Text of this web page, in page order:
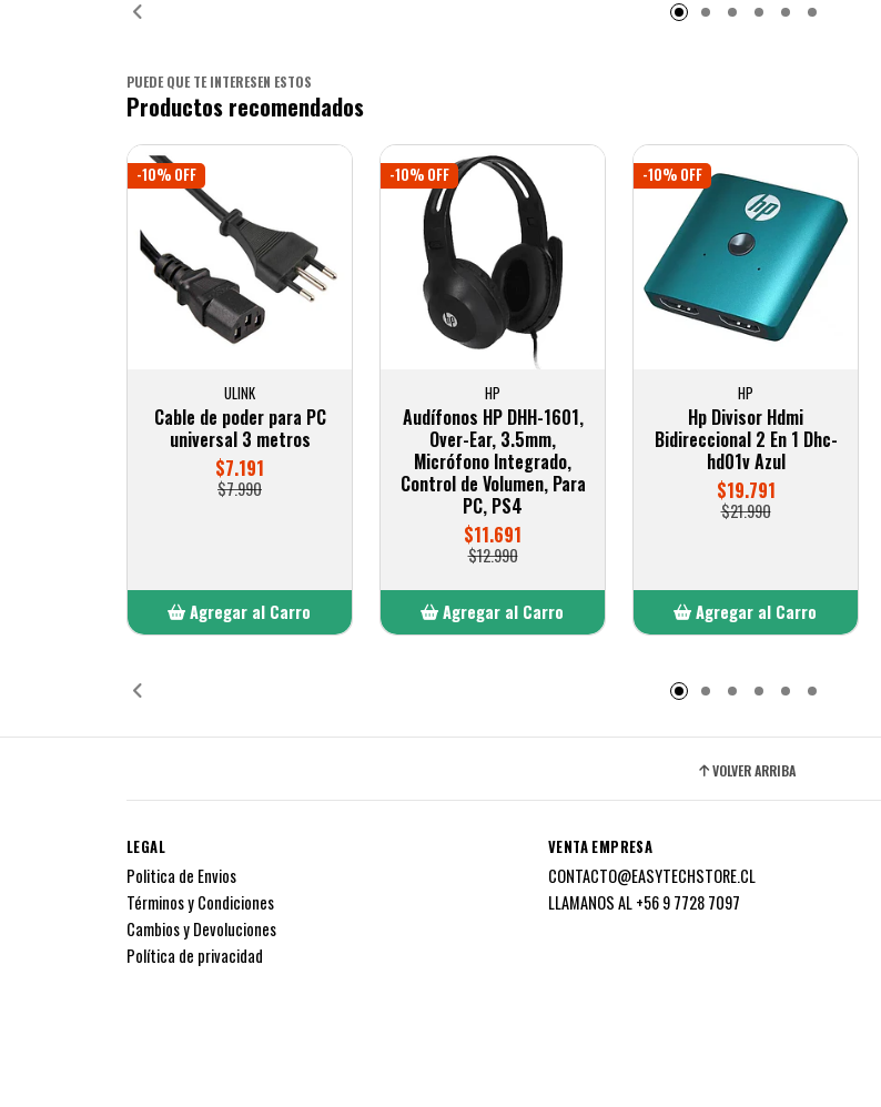
PUEDE QUE TE INTERESEN ESTOS
Productos recomendados
-10% OFF
ULINK
Cable de poder para PC
universal 3 metros
$7.191
$7.990
Agregar al Carro
-10% OFF
HP
Audífonos HP DHH-1601,
Over-Ear, 3.5mm,
Micrófono Integrado,
Control de Volumen, Para
PC, PS4
$11.691
$12.990
Agregar al Carro
-10% OFF
HP
Hp Divisor Hdmi
Bidireccional 2 En 1 Dhc-
hd01v Azul
$19.791
$21.990
Agregar al Carro
VOLVER ARRIBA
LEGAL
Politica de Envios
Términos y Condiciones
Cambios y Devoluciones
Política de privacidad
VENTA EMPRESA
CONTACTO@EASYTECHSTORE.CL
LLAMANOS AL +56 9 7728 7097